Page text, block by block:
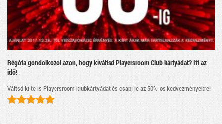
Régóta gondolkozol azon, hogy kiváltsd Playersroom Club kártyádat? Itt az
idő!
Váltsd ki te is Playersroom klubkártyádat és csapj le az 50%-os kedvezményekre!